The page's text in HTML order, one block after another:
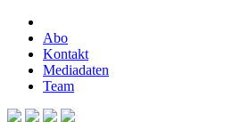
Abo
Kontakt
Mediadaten
Team